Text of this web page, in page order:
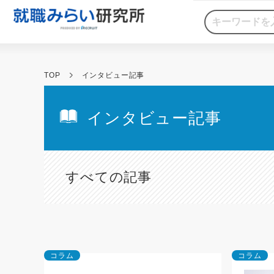
TOP インタビュー記事
インタビュー記事
すべての記事
コラム コラム